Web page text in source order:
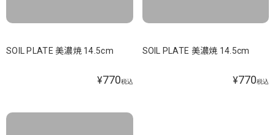
SOIL PLATE 美濃焼 14.5cm
¥770税込
SOIL PLATE 美濃焼 14.5cm
¥770税込